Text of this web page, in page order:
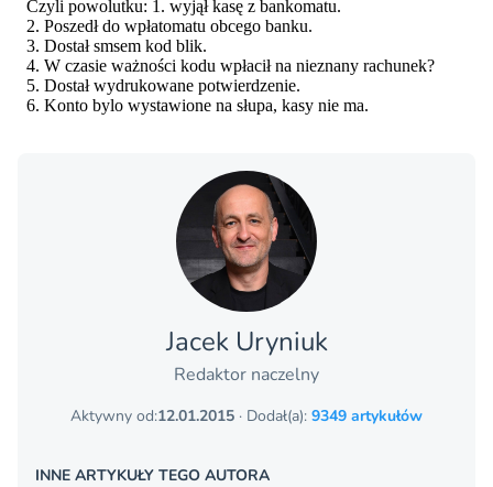
Jacek Uryniuk
Redaktor naczelny
Aktywny od:12.01.2015 · Dodał(a): 9349 artykułów
INNE ARTYKUŁY TEGO AUTORA